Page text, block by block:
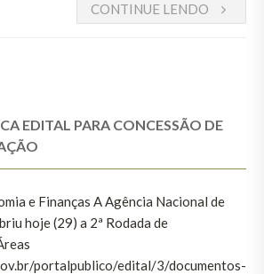
CONTINUE LENDO
EDITAL PARA CONCESSÃO DE
e Finanças A Agência Nacional de
hoje (29) a 2ª Rodada de
portalpublico/edital/3/documentos-